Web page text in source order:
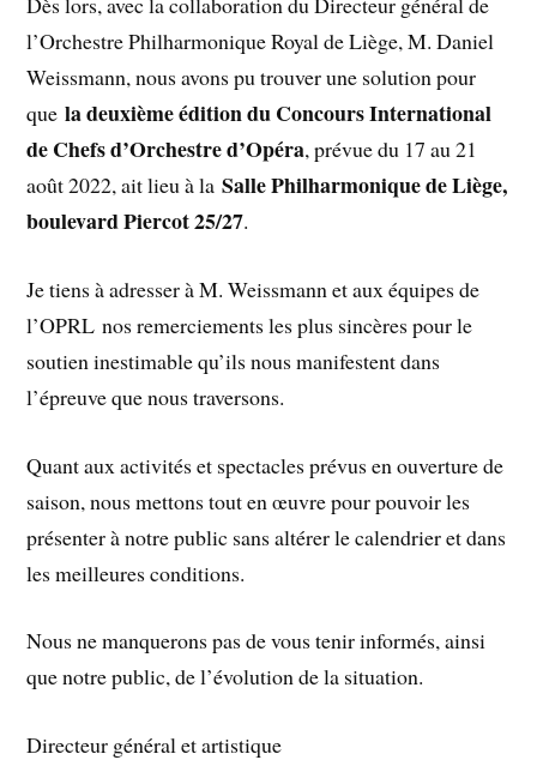
l’Orchestre Philharmonique Royal de Liège, M. Daniel
Weissmann, nous avons pu trouver une solution pour
quela deuxième édition du Concours International
de Chefs d’Orchestre d’Opéra, prévue du 17 au 21
août 2022, ait lieu à laSalle Philharmonique de Liège,
boulevard Piercot 25/27.
Je tiens à adresser à M. Weissmann et aux équipes de
l’OPRL nos remerciements les plus sincères pour le
soutien inestimable qu’ils nous manifestent dans
l’épreuve que nous traversons.
Quant aux activités et spectacles prévus en ouverture de
saison, nous mettons tout en œuvre pour pouvoir les
présenter à notre public sans altérer le calendrier et dans
les meilleures conditions.
Nous ne manquerons pas de vous tenir informés, ainsi
que notre public, de l’évolution de la situation.
Directeur général et artistique